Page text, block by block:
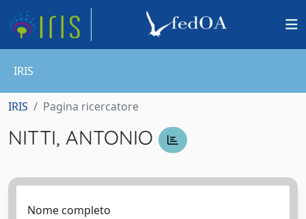
IRIS
IRIS Pagina ricercatore
NITTI, ANTONIO
Nome completo